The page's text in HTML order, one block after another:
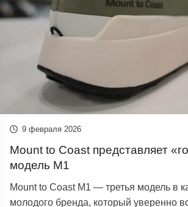
9 февраля 2026
Mount to Coast представляет
модель M1
Mount to Coast M1 — третья модель в
молодого бренда, который уверенно